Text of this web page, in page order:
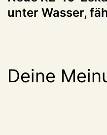
unter Wasser,
Deine